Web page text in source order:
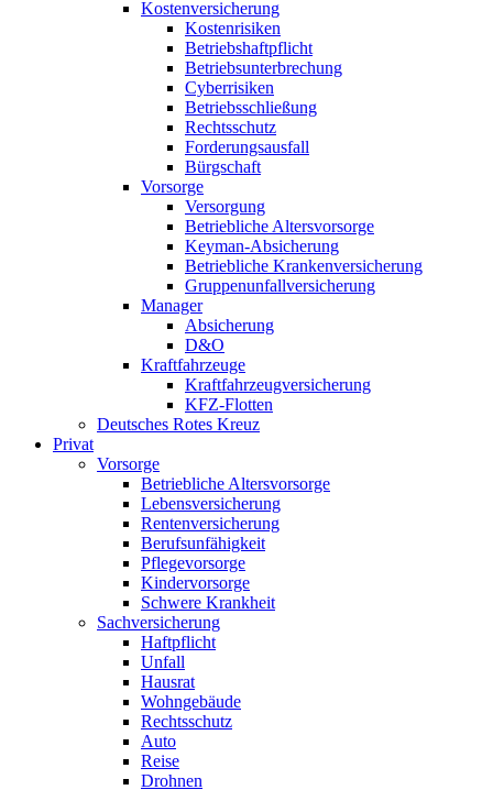
Kostenversicherung
Kostenrisiken
Betriebshaftpflicht
Betriebsunterbrechung
Cyberrisiken
Betriebsschließung
Rechtsschutz
Forderungsausfall
Bürgschaft
Vorsorge
Versorgung
Betriebliche Altersvorsorge
Keyman-Absicherung
Betriebliche Krankenversicherung
Gruppenunfallversicherung
Manager
Absicherung
D&O
Kraftfahrzeuge
Kraftfahrzeugversicherung
KFZ-Flotten
Deutsches Rotes Kreuz
Privat
Vorsorge
Betriebliche Altersvorsorge
Lebensversicherung
Rentenversicherung
Berufsunfähigkeit
Pflegevorsorge
Kindervorsorge
Schwere Krankheit
Sachversicherung
Haftpflicht
Unfall
Hausrat
Wohngebäude
Rechtsschutz
Auto
Reise
Drohnen